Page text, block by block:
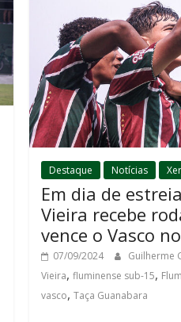
Destaque Notícias
Em dia de
Vieira recebe
vence o Vasco
07/09/2024 Guilherme
Vieira,fluminense sub-15,
vasco,Taça Guanabara